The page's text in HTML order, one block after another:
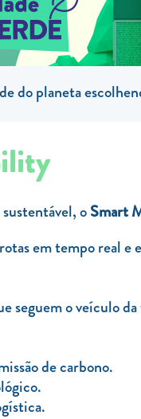
do planeta
oSmart
em tempo real e
seguem o veículo
de carbono.